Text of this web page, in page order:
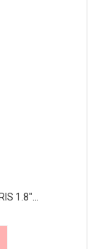
1.8"...